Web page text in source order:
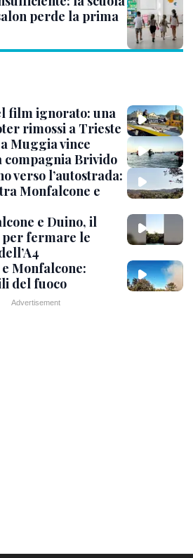
perde la prima
film ignorato: una
rimossi a Trieste
Muggia vince
compagnia Brivido
verso l’autostrada:
Monfalcone e
e Duino, il
per fermare le
Monfalcone:
del fuoco